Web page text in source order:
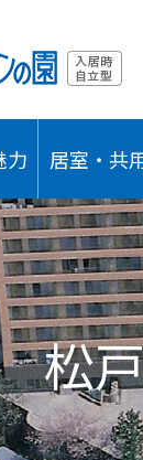
力 居室・共
松